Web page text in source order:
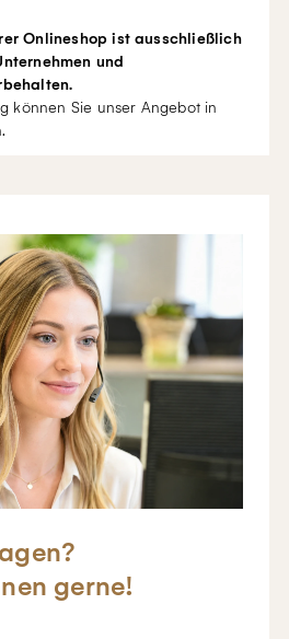
Onlineshop ist ausschließlich
und
können Sie unser Angebot in
gerne!